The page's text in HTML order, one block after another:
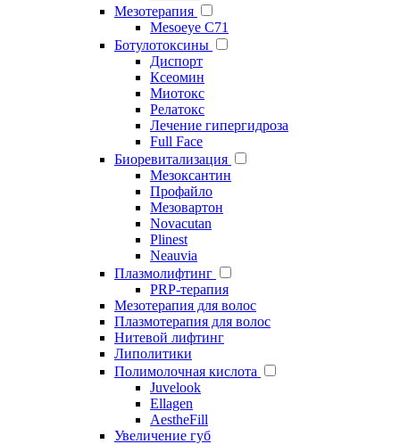
Мезотерапия
Mesoeye C71
Ботулотоксины
Диспорт
Ксеомин
Миотокс
Релатокс
Лечение гипергидроза
Full Face
Биоревитализация
Мезоксантин
Профайло
Мезовартон
Novacutan
Plinest
Neauvia
Плазмолифтинг
PRP-терапия
Мезотерапия для волос
Плазмотерапия для волос
Нитевой лифтинг
Липолитики
Полимолочная кислота
Juvelook
Ellagen
AestheFill
Увеличение губ